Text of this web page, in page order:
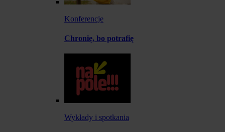
Konferencje
Chronię, bo potrafię
Wykłady i spotkania